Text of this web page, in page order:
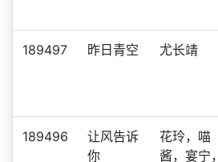
189497 昨日青空 尤长靖
189496
让风告诉
你
花玲，喵
酱，宴宁，